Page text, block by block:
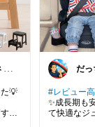
💡
ぎ
だっ
品
#レビュー
✨成長期も
て快適なジ